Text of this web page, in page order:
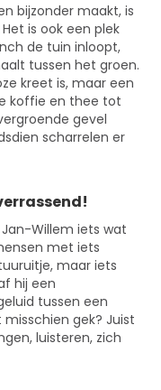
bijzonder maakt, is
is ook een plek
de tuin inloopt,
tussen het groen.
kreet is, maar een
koffie en thee tot
gevel
scharrelen er
Willem iets wat
met iets
maar iets
hij een
tussen een
gek? Juist
luisteren, zich